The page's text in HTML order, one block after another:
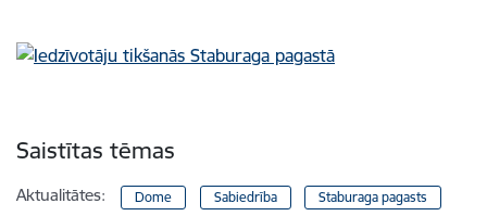
Saistītas tēmas
Aktualitātes: Dome Sabiedrība Staburaga pagasts